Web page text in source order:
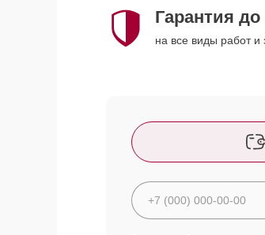
Гарантия до
на все виды работ и